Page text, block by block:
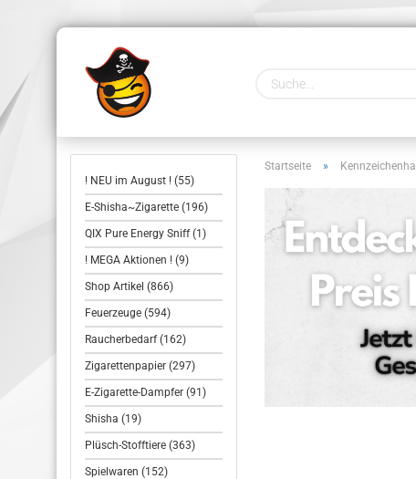
Startseite »
! NEU im August ! (55)
E-Shisha~Zigarette (196)
QIX Pure Energy Sniff (1)
! MEGA Aktionen ! (9)
Shop Artikel (866)
Feuerzeuge (594)
Raucherbedarf (162)
Zigarettenpapier (297)
E-Zigarette-Dampfer (91)
Shisha (19)
Plüsch-Stofftiere (363)
Spielwaren (152)